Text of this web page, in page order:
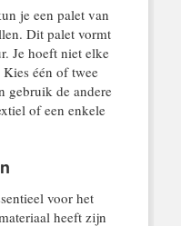
je een palet van
Dit palet vormt
Je hoeft niet elke
één of twee
gebruik de andere
of een enkele
voor het
heeft zijn